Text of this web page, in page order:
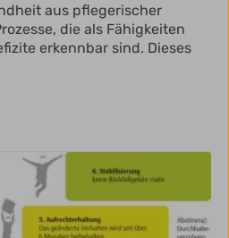
aus pflegerischer
die als Fähigkeiten
erkennbar sind. Dieses